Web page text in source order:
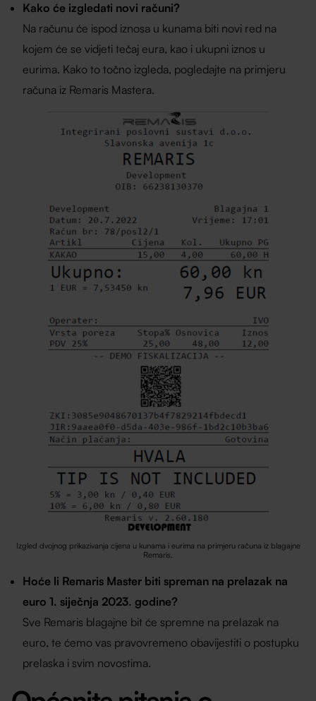
Kako će izgledati novi računi?
Na računu će ispod iznosa u kunama biti novi red na
kojem će se vidjeti tečaj eura, kao i ukupni iznos u
eurima. Kako to točno izgleda, pogledajte na primjeru
računa iz Remaris Mastera.
Izgled dvojnog prikazivanja cijena u kunama i eurima na primjeru računa iz blagajne
Remaris.
Hoće li Remaris Master biti spreman na prelazak na
euro 1. siječnja 2023. godine?
Sve Remaris blagajne bit će spremne na prelazak na
euro, te ćemo vas pravovremeno obavijestiti o postupku
prelaska i svim novostima.